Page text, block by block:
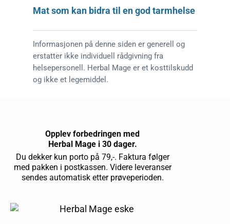
Mat som kan bidra til en god tarmhelse
Informasjonen på denne siden er generell og
erstatter ikke individuell rådgivning fra
helsepersonell. Herbal Mage er et kosttilskudd
og ikke et legemiddel.
Opplev forbedringen med
Herbal Mage i 30 dager.
Du dekker kun porto på 79,-. Faktura følger
med pakken i postkassen. Videre leveranser
sendes automatisk etter prøveperioden.